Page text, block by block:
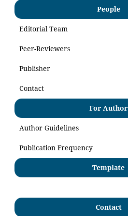
People
Editorial Team
Peer-Reviewers
Publisher
Contact
For Author
Author Guidelines
Publication Frequency
Template
Contact